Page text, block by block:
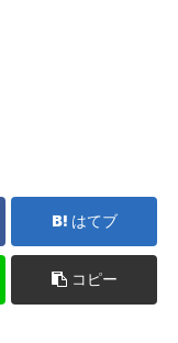
はてブ
コピー